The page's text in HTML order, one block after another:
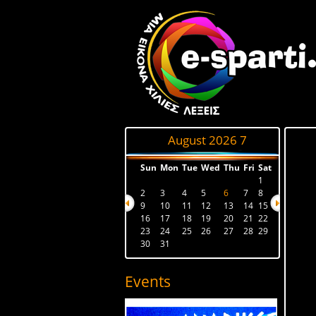
August 2026 7
Sun Mon Tue Wed Thu Fri Sat
1
2
3 4 5 6 7
8
9
10 11 12 13 14 15
16
17 18 19 20 21
22
23
24 25 26 27 28 29
30
31
Events